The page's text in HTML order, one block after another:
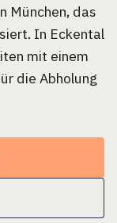
München, das
In Eckental
mit einem
die Abholung